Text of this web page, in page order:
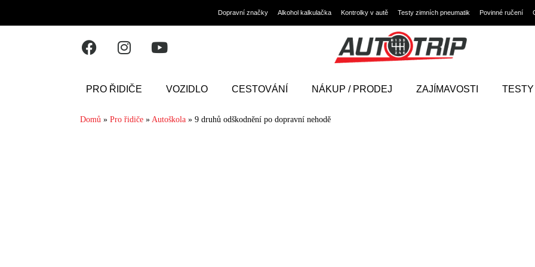
Dopravní značky Alkohol kalkulačka Kontrolky v autě Testy zimních pneumatik Povinné ručení
PRO ŘIDIČE VOZIDLO CESTOVÁNÍ NÁKUP / PRODEJ ZAJÍMAVOSTI TESTY
Domů » Pro řidiče » Autoškola » 9 druhů odškodnění po dopravní nehodě